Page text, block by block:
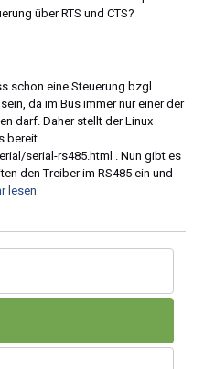
über RTS und CTS?
schon eine Steuerung bzgl.
da im Bus immer nur einer der
darf. Daher stellt der Linux
bereit
serial-rs485.html . Nun gibt es
den Treiber im RS485 ein und
lesen